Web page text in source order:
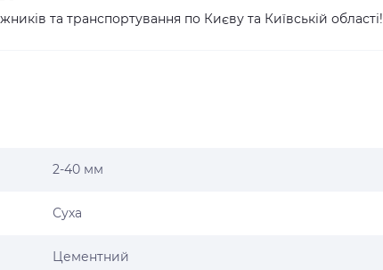
та транспортування по Києву та Київській області!
2-40 мм
Суха
Цементний